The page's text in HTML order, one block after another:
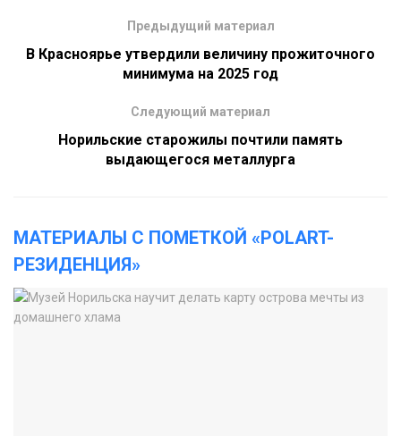
Предыдущий материал
В Красноярье утвердили величину прожиточного
минимума на 2025 год
Следующий материал
Норильские старожилы почтили память
выдающегося металлурга
МАТЕРИАЛЫ С ПОМЕТКОЙ «POLART-
РЕЗИДЕНЦИЯ»